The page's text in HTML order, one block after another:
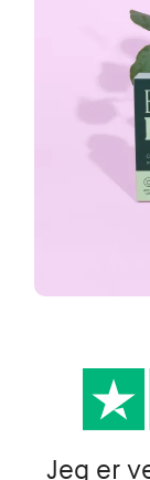
Jeg er